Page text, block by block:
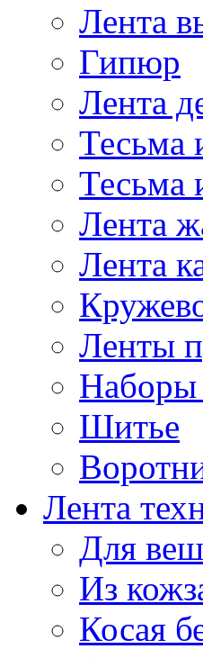
Лента
Гипюр
Лента
Тесьма
Тесьма
Лента
Лента
Ленты
Наборы
Шитье
Лента
Для
Из
Косая